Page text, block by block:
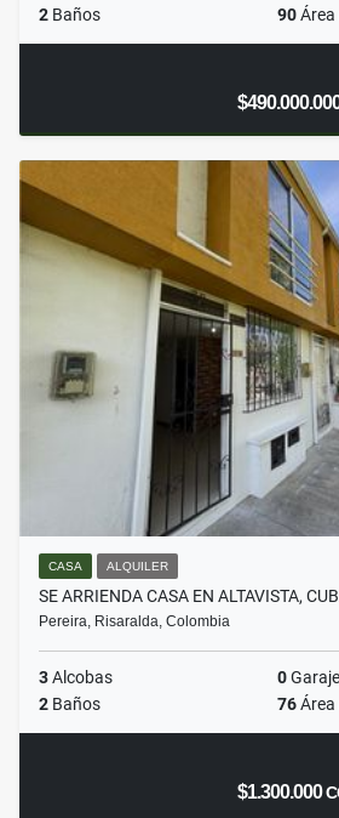
2 Baños 90Área
CASA ALQUILER
SE ARRIENDA CASA EN ALTAVISTA,
Pereira, Risaralda, Colombia
3Alcobas 0Garaje
2 Baños 76Área
$1.300.000